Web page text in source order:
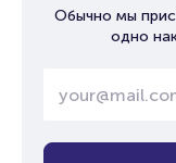
Обычно мы
одно